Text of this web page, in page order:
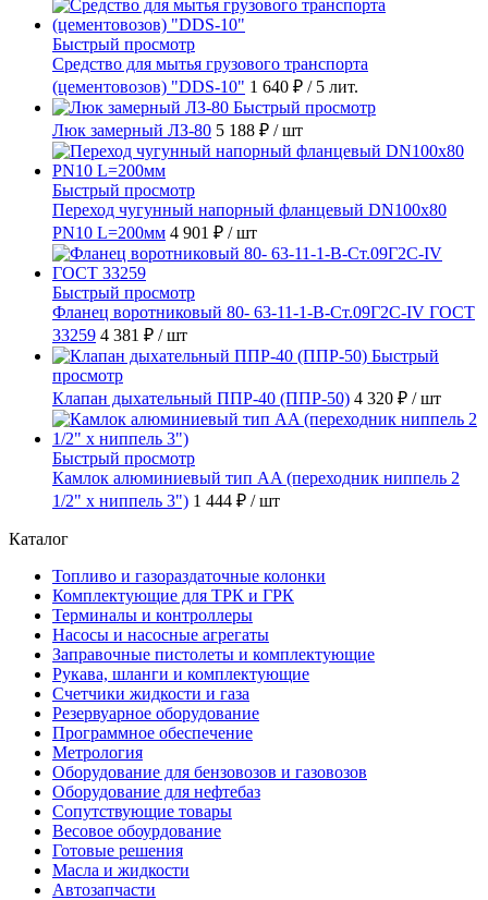
Быстрый просмотр
Средство для мытья грузового транспорта
(цементовозов) "DDS-10" 1 640 ₽ / 5 лит.
Быстрый просмотр
Люк замерный ЛЗ-80 5 188 ₽ / шт
Быстрый просмотр
Переход чугунный напорный фланцевый DN100х80
PN10 L=200мм 4 901 ₽ / шт
Быстрый просмотр
Фланец воротниковый 80- 63-11-1-B-Ст.09Г2С-IV ГОСТ
33259 4 381 ₽ / шт
Быстрый
просмотр
Клапан дыхательный ППР-40 (ППР-50) 4 320 ₽ / шт
Быстрый просмотр
Камлок алюминиевый тип AA (переходник ниппель 2
1/2" х ниппель 3") 1 444 ₽ / шт
Каталог
Топливо и газораздаточные колонки
Комплектующие для ТРК и ГРК
Терминалы и контроллеры
Насосы и насосные агрегаты
Заправочные пистолеты и комплектующие
Рукава, шланги и комплектующие
Счетчики жидкости и газа
Резервуарное оборудование
Программное обеспечение
Метрология
Оборудование для бензовозов и газовозов
Оборудование для нефтебаз
Сопутствующие товары
Весовое обоурдование
Готовые решения
Масла и жидкости
Автозапчасти